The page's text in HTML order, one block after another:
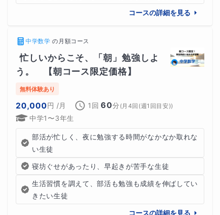
コースの詳細を見る
中学数学 の 月額コース
忙しいからこそ、「朝」勉強しよ
う。　【朝コース限定価格】
無料体験あり
20,000円 /月 1回 60分 ( 月4回(週1回目安))
中学1〜3年生
部活が忙しく、夜に勉強する時間がなかなか取れな
い生徒
寝坊ぐせがあったり、早起きが苦手な生徒
生活習慣を調えて、部活も勉強も成績を伸ばしてい
きたい生徒
コースの詳細を見る